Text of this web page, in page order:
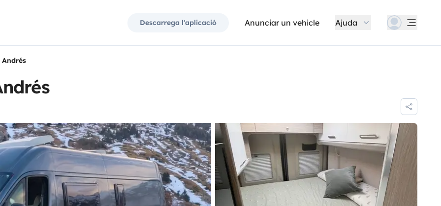
Descarrega l'aplicació Anunciar un vehicle Ajuda